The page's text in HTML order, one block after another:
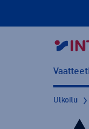
Vaatteet
Ulkoilu